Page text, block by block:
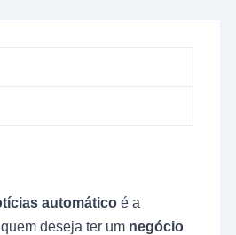
automático é a
deseja ter um negócio